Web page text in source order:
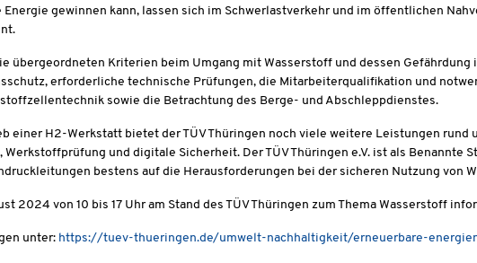
gewinnen kann, lassen sich im Schwerlastverkehr und im öffentlichen
übergeordneten Kriterien beim Umgang mit Wasserstoff und dessen
erforderliche technische Prüfungen, die Mitarbeiterqualifikation und
sowie die Betrachtung des Berge- und Abschleppdienstes.
einer H2-Werkstatt bietet der TÜV Thüringen noch viele weitere Leistungen rund
und digitale Sicherheit. Der TÜV Thüringen e.V. ist als
bestens auf die Herausforderungen bei der sicheren Nutzung von
2024 von 10 bis 17 Uhr am Stand des TÜV Thüringen zum Thema Wasserstoff
unter: https://tuev-thueringen.de/umwelt-nachhaltigkeit/erneuerbare-